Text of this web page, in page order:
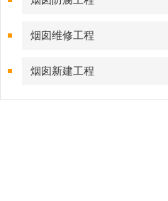
烟囱维修工程
烟囱新建工程